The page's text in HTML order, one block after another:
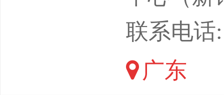
人制造
品种、
联系电话:
广东